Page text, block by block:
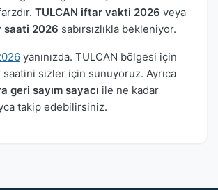
TULCAN iftar vakti 2026 veya
saati 2026 sabırsızlıkla bekleniyor.
yanınızda. TULCAN bölgesi için
sizler için sunuyoruz. Ayrıca
geri sayım sayacı ile ne kadar
takip edebilirsiniz.